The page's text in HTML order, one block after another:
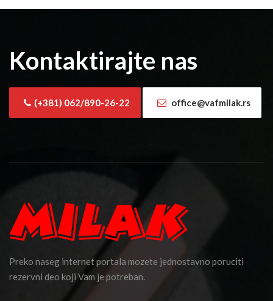
Kontaktirajte nas
(+381) 062/890-26-22 office@vafmilak.rs
Preko naseg internet portala mozete jednostavno poruciti
rezervni deo koji Vam je potreban.